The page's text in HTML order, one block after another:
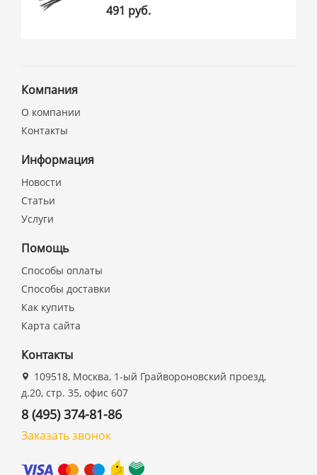
491 руб.
Компания
О компании
Контакты
Информация
Новости
Статьи
Услуги
Помощь
Способы оплаты
Способы доставки
Как купить
Карта сайта
Контакты
109518, Москва, 1-ый Грайвороновский проезд,
д.20, стр. 35, офис 607
8 (495) 374-81-86
Заказать звонок